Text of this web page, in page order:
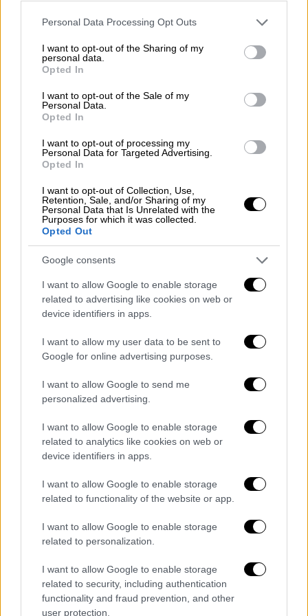
Please note that this website/app uses one or more Google
not limited to your visit or usage behaviour. You may click to
grant or deny consent to Google and its third-party tags to
use your data for below specified purposes in below Google
consent section.
Personal Data Processing Opt Outs
I want to opt-out of the Sharing of my
personal data.
Opted In
I want to opt-out of the Sale of my
Personal Data.
Opted In
I want to opt-out of processing my
Personal Data for Targeted Advertising.
Opted In
I want to opt-out of Collection, Use,
Retention, Sale, and/or Sharing of my
Personal Data that Is Unrelated with the
Purposes for which it was collected.
Opted Out
Google consents
I want to allow Google to enable storage
related to advertising like cookies on web or
device identifiers in apps.
I want to allow my user data to be sent to
Google for online advertising purposes.
I want to allow Google to send me
personalized advertising.
I want to allow Google to enable storage
related to analytics like cookies on web or
device identifiers in apps.
I want to allow Google to enable storage
related to functionality of the website or app.
I want to allow Google to enable storage
related to personalization.
I want to allow Google to enable storage
related to security, including authentication
functionality and fraud prevention, and other
user protection.
εισιτήριο για τη Φρανκφούρτη
με πτήση της
Lufthansa.
Οι έρευνες έδειξαν ότι η ανήλικη έφυγε από
το σπίτι της στην Πάτρα και έφτασε στην
Αθήνα. Έπειτα, εκποίησε κάποια κοσμήματα
που είχε μαζί της και έβγαλε αεροπορικά
εισιτήρια για τηΦρανκφούρτη
. Μάλιστα,
φαίνεται ότι
πέταξε για τη γερμανική πόλη
εξαφάνισής της και μάλιστα, πληροφορίες
θέλουν να έφυγεδύο ώρες πριν οι γονείς
της το δηλώσουν
Γιατί εξαφανίστηκε η 16χρονη
Οι λόγοι της φυγής της
διευκρινιστεί, ωστόσο, φίλη της δήλωσε ότι
τη δυσκόλευε η αλλαγή περιβάλλοντος με τη
μετακόμιση της οικογένειας από το
εξωτερικό στην Ελλάδα. «Γενικά, μας είχε
Γερμανία στην Ελλάδα τη δυσκόλευσε πάρα
πολύ. Μέχρι να γνωρίσει κόσμο, μέχρι να
μάθει τη γλώσσα, και μαζί με όλα αυτά